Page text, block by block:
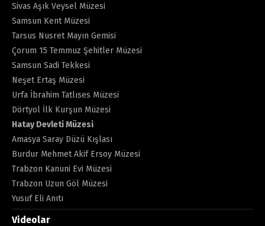
Sivas Aşık Veysel Müzesi
Samsun Kent Müzesi
Tarsus Nusret Mayın Gemisi
Çorum 15 Temmuz Şehitler Müzesi
Samsun Sadi Tekkesi
Neşet Ertaş Müzesi
Urfa İbrahim Tatlıses Müzesi
Dörtyol İlk Kurşun Müzesi
Hatay Devleti Müzesi
Amasya Saray Düzü Kışlası
Burdur Mehmet Akif Ersoy Müzesi
Trabzon Kanuni Evi Müzesi
Trabzon Uzun Göl Müzesi
Yusuf Eli Anıtı
Videolar